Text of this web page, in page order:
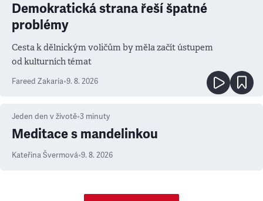
Demokratická strana řeší špatné
problémy
Cesta k dělnickým voličům by měla začít ústupem
od kulturních témat
Fareed Zakaria•9. 8. 2026
Jeden den v životě•3 minuty
Meditace s mandelinkou
Kateřina Švermová•9. 8. 2026